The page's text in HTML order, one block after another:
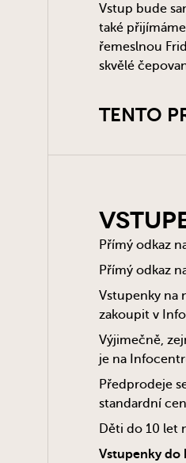
Vstup bude
také
řemeslnou
skvělé
TENTO
Přímý odkaz
Přímý odkaz
Vstupenky na
zakoupit v
Výjimečně,
je na
Předprodeje
standardní
Děti do 10 let
Vstupenky do